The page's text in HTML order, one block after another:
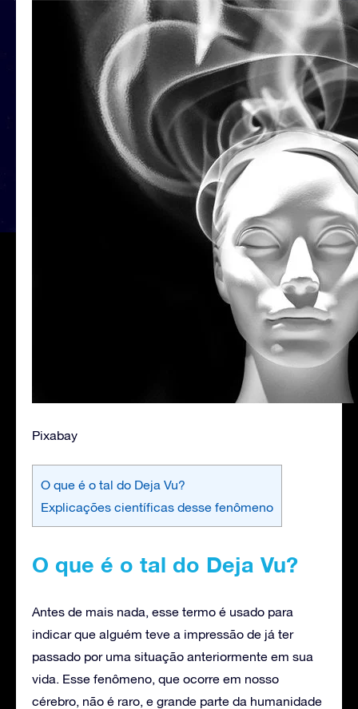
Pixabay
O que é o tal do Deja Vu?
Explicações científicas desse fenômeno
O que é o tal do Deja Vu?
Antes de mais nada, esse termo é usado para
indicar que alguém teve a impressão de já ter
passado por uma situação anteriormente em sua
vida. Esse fenômeno, que ocorre em nosso
cérebro, não é raro, e grande parte da humanidade